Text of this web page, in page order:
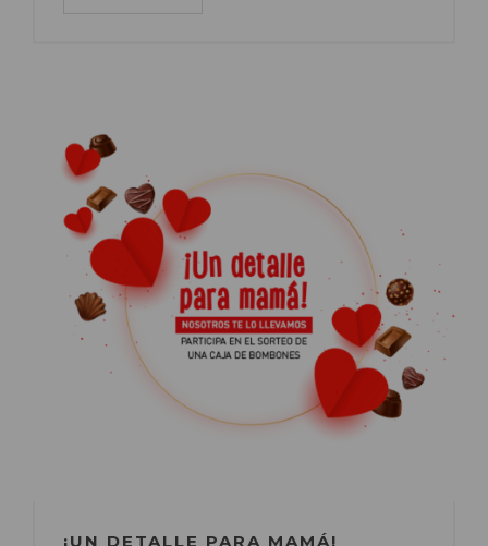
¡UN DETALLE PARA MAMÁ!